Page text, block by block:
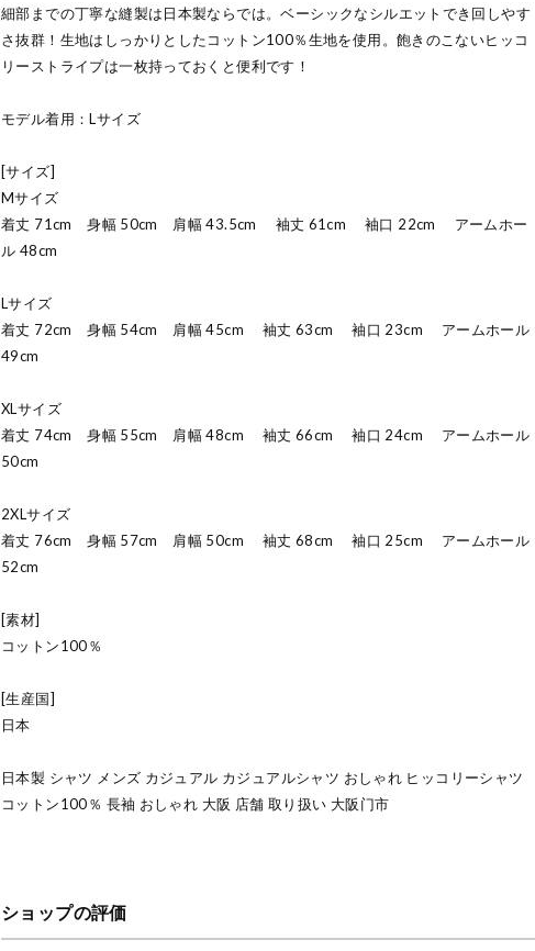
細部までの丁寧な縫製は日本製ならでは。ベーシックなシルエットでき回しやす
さ抜群！生地はしっかりとしたコットン100％生地を使用。飽きのこないヒッコ
リーストライプは一枚持っておくと便利です！
モデル着用：Lサイズ
[サイズ]
Mサイズ
着丈 71cm 身幅 50cm 肩幅 43.5cm 袖丈 61cm 袖口 22cm アームホー
ル 48cm
Lサイズ
着丈 72cm 身幅 54cm 肩幅 45cm 袖丈 63cm 袖口 23cm アームホール
49cm
XLサイズ
着丈 74cm 身幅 55cm 肩幅 48cm 袖丈 66cm 袖口 24cm アームホール
50cm
2XLサイズ
着丈 76cm 身幅 57cm 肩幅 50cm 袖丈 68cm 袖口 25cm アームホール
52cm
[素材]
コットン100％
[生産国]
日本
日本製 シャツ メンズ カジュアル カジュアルシャツ おしゃれ ヒッコリーシャツ
コットン100％ 長袖 おしゃれ 大阪 店舗 取り扱い 大阪门市
ショップの評価